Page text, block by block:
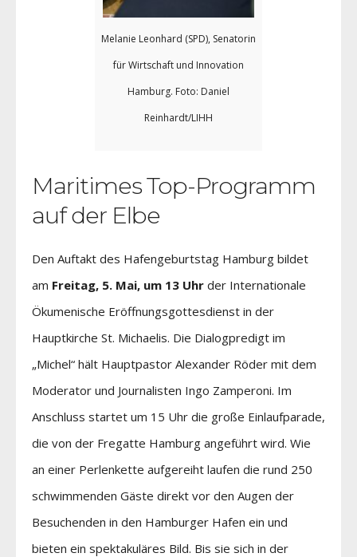
Melanie Leonhard (SPD), Senatorin
für Wirtschaft und Innovation
Hamburg. Foto: Daniel
Reinhardt/LIHH
Maritimes Top-Programm
auf der Elbe
Den Auftakt des Hafengeburtstag Hamburg bildet
am Freitag, 5. Mai, um 13 Uhr der Internationale
Ökumenische Eröffnungsgottesdienst in der
Hauptkirche St. Michaelis. Die Dialogpredigt im
„Michel“ hält Hauptpastor Alexander Röder mit dem
Moderator und Journalisten Ingo Zamperoni. Im
Anschluss startet um 15 Uhr die große Einlaufparade,
die von der Fregatte Hamburg angeführt wird. Wie
an einer Perlenkette aufgereiht laufen die rund 250
schwimmenden Gäste direkt vor den Augen der
Besuchenden in den Hamburger Hafen ein und
bieten ein spektakuläres Bild. Bis sie sich in der